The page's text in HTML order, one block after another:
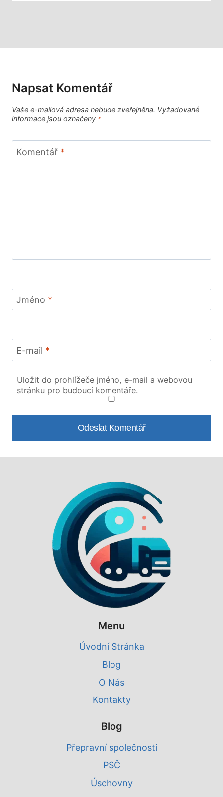
Napsat Komentář
Vaše e-mailová adresa nebude zveřejněna. Vyžadované
informace jsou označeny *
Komentář *
Jméno *
E-mail *
Uložit do prohlížeče jméno, e-mail a webovou
stránku pro budoucí komentáře.
Menu
Úvodní Stránka
Blog
O Nás
Kontakty
Blog
Přepravní společnosti
PSČ
Úschovny